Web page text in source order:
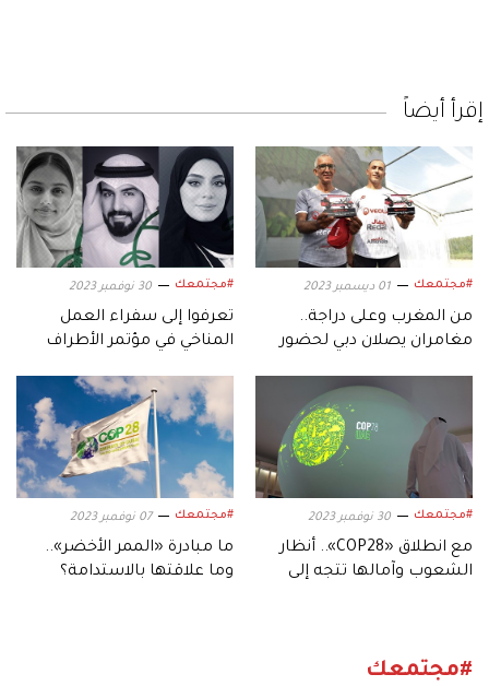
إقرأ أيضاً
#مجتمعك 01 ديسمبر 2023
من المغرب وعلى دراجة..
مغامران يصلان دبي لحضور
#مجتمعك 30 نوفمبر 2023
تعرفوا إلى سفراء العمل
المناخي في مؤتمر الأطراف
#مجتمعك 30 نوفمبر 2023
مع انطلاق «COP28».. أنظار
الشعوب وآمالها تتجه إلى
#مجتمعك 07 نوفمبر 2023
ما مبادرة «الممر الأخضر»..
وما علاقتها بالاستدامة؟
#مجتمعك